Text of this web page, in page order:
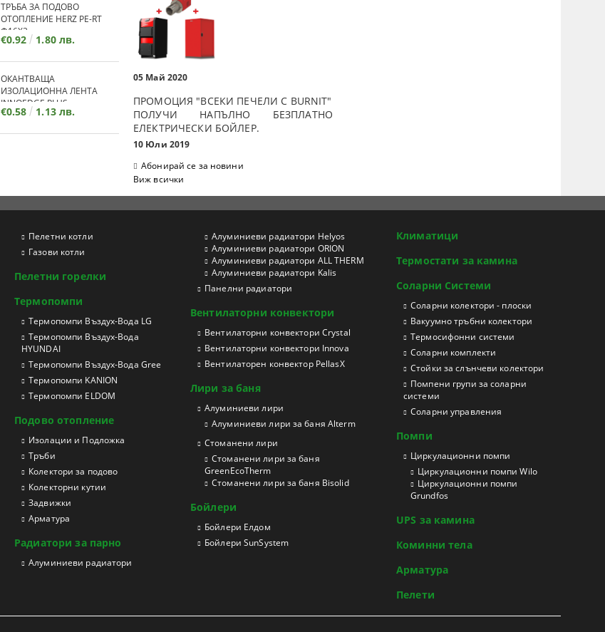
ТРЪБА ЗА ПОДОВО
ОТОПЛЕНИЕ HERZ PE-RT
Ф16Х2
€0.92 1.80 лв.
ОКАНТВАЩА
ИЗОЛАЦИОННА ЛЕНТА
INNOEDGE PLUS
€0.58 1.13 лв.
05 Май 2020
ПРОМОЦИЯ "ВСЕКИ ПЕЧЕЛИ С BURNIT"
ПОЛУЧИ НАПЪЛНО БЕЗПЛАТНО
ЕЛЕКТРИЧЕСКИ БОЙЛЕР.
10 Юли 2019
Абонирай се за новини
Виж всички
Пелетни котли
Газови котли
Пелетни горелки
Термопомпи
Tермопомпи Въздух-Вода LG
Термопомпи Въздух-Вода
HYUNDAI
Термопомпи Въздух-Вода Gree
Термопомпи KANION
Термопомпи ELDOM
Подово отопление
Изолации и Подложка
Тръби
Колектори за подово
Колекторни кутии
Задвижки
Арматура
Радиатори за парно
Aлуминиеви радиатори
Aлуминиеви радиатори Helyos
Aлуминиеви радиатори ORION
Aлуминиеви радиатори ALL THERM
Aлуминиеви радиатори Kalis
Панелни радиатори
Вентилаторни конвектори
Вентилаторни конвектори Crystal
Вентилаторни конвектори Innova
Вентилаторен конвектор PellasX
Лири за баня
Aлуминиеви лири
Алуминиеви лири за баня Alterm
Стоманени лири
Стоманени лири за баня
GreenEcoTherm
Стоманени лири за баня Bisolid
Бойлери
Бойлери Елдом
Бойлери SunSystem
Климатици
Термостати за камина
Соларни Системи
Соларни колектори - плоски
Вакуумно тръбни колектори
Термосифонни системи
Соларни комплекти
Стойки за слънчеви колектори
Помпени групи за соларни
системи
Соларни управления
Помпи
Циркулационни помпи
Циркулационни помпи Wilo
Циркулационни помпи
Grundfos
UPS за камина
Коминни тела
Арматура
Пелети